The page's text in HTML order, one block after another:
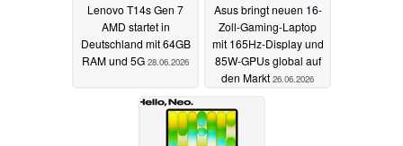
Lenovo T14s Gen 7
AMD startet in
Deutschland mit 64GB
RAM und 5G 28.06.2026
Asus bringt neuen 16-
Zoll-Gaming-Laptop
mit 165Hz-Display und
85W-GPUs global auf
den Markt 26.06.2026